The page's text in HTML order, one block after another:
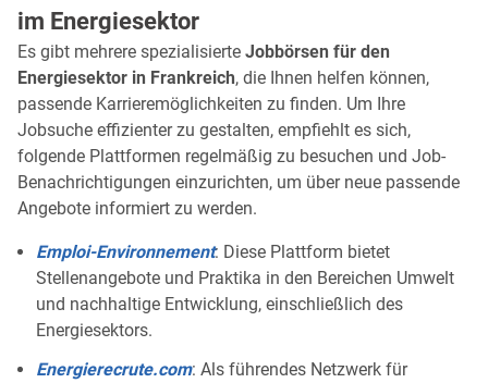
im Energiesektor
Es gibt mehrere spezialisierte Jobbörsen für den
Energiesektor in Frankreich, die Ihnen helfen können,
passende Karrieremöglichkeiten zu finden. Um Ihre
Jobsuche effizienter zu gestalten, empfiehlt es sich,
folgende Plattformen regelmäßig zu besuchen und Job-
Benachrichtigungen einzurichten, um über neue passende
Angebote informiert zu werden.
Emploi-Environnement: Diese Plattform bietet
Stellenangebote und Praktika in den Bereichen Umwelt
und nachhaltige Entwicklung, einschließlich des
Energiesektors.
Energierecrute.com: Als führendes Netzwerk für